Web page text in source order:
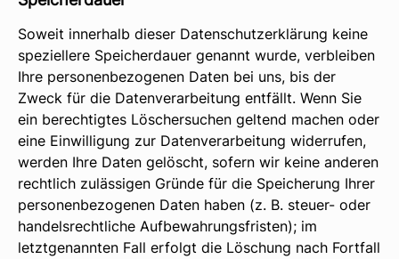
Soweit innerhalb dieser Datenschutzerklärung keine
speziellere Speicherdauer genannt wurde, verbleiben
Ihre personenbezogenen Daten bei uns, bis der
Zweck für die Datenverarbeitung entfällt. Wenn Sie
ein berechtigtes Löschersuchen geltend machen oder
eine Einwilligung zur Datenverarbeitung widerrufen,
werden Ihre Daten gelöscht, sofern wir keine anderen
rechtlich zulässigen Gründe für die Speicherung Ihrer
personenbezogenen Daten haben (z. B. steuer- oder
handelsrechtliche Aufbewahrungsfristen); im
letztgenannten Fall erfolgt die Löschung nach Fortfall